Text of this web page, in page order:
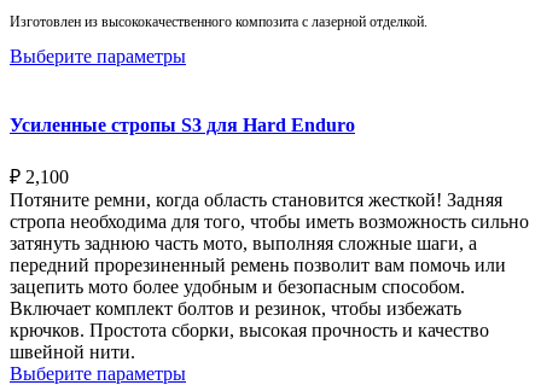
Изготовлен из высококачественного композита с лазерной отделкой.
Выберите параметры
Усиленные стропы S3 для Hard Enduro
₽ 2,100
Потяните ремни, когда область становится жесткой! Задняя
стропа необходима для того, чтобы иметь возможность сильно
затянуть заднюю часть мото, выполняя сложные шаги, а
передний прорезиненный ремень позволит вам помочь или
зацепить мото более удобным и безопасным способом.
Включает комплект болтов и резинок, чтобы избежать
крючков. Простота сборки, высокая прочность и качество
швейной нити.
Выберите параметры